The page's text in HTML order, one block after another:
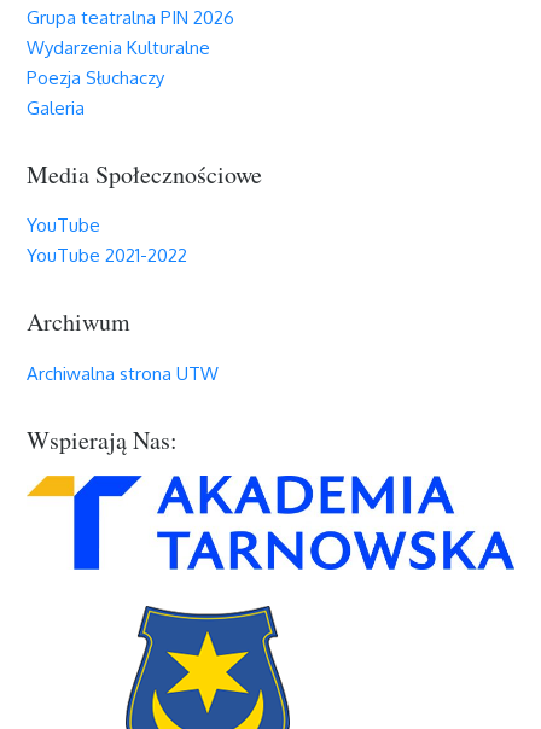
Grupa teatralna PIN 2026
Wydarzenia Kulturalne
Poezja Słuchaczy
Galeria
Media Społecznościowe
YouTube
YouTube 2021-2022
Archiwum
Archiwalna strona UTW
Wspierają Nas: